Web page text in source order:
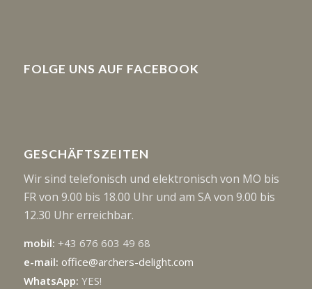
FOLGE UNS AUF FACEBOOK
GESCHÄFTSZEITEN
Wir sind telefonisch und elektronisch von MO bis
FR von 9.00 bis 18.00 Uhr und am SA von 9.00 bis
12.30 Uhr erreichbar.
mobil: +43 676 603 49 68
e-mail: office@archers-delight.com
WhatsApp: YES!